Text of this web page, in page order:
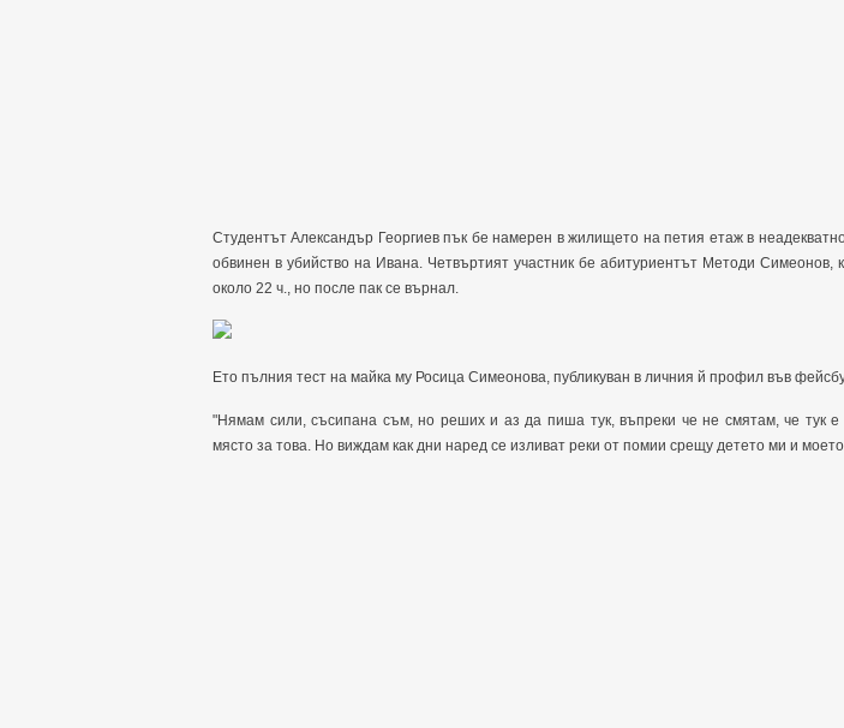
Студентът Александър Георгиев пък бе намерен в жилището на петия етаж в
обвинен в убийство на Ивана. Четвъртият участник бе абитуриентът Методи Симеонов,
около 22 ч., но после пак се върнал.
Ето пълния тест на майка му Росица Симеонова, публикуван в личния й профил във
"Нямам сили, съсипана съм, но реших и аз да пиша тук, въпреки че не смятам, че тук е
място за това. Но виждам как дни наред се изливат реки от помии срещу детето ми и моето